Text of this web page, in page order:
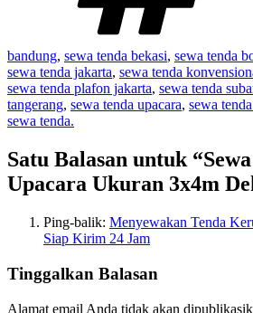
bandung, sewa tenda bekasi, sewa tenda
sewa tenda jakarta, sewa tenda
sewa tenda plafon jakarta, sewa tenda
tangerang, sewa tenda upacara, sewa
sewa tenda.
Satu Balasan untuk
Upacara Ukuran 3x4m
Ping-balik: Menyewakan Tenda
Siap Kirim 24 Jam
Tinggalkan Balasan
Alamat email Anda tidak akan